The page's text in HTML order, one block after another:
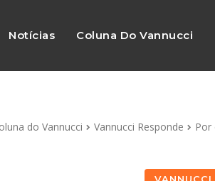
Notícias Coluna Do Vannucci
do Vannucci Vannucci Responde Por